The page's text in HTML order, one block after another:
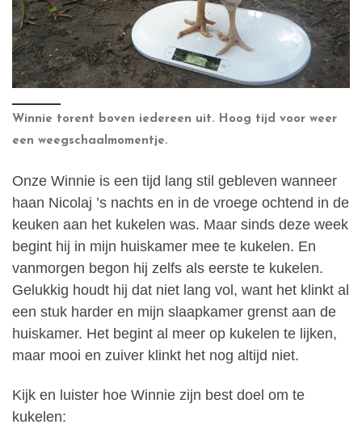
Winnie torent boven iedereen uit. Hoog tijd voor weer
een weegschaalmomentje.
Onze Winnie is een tijd lang stil gebleven wanneer
haan Nicolaj ’s nachts en in de vroege ochtend in de
keuken aan het kukelen was. Maar sinds deze week
begint hij in mijn huiskamer mee te kukelen. En
vanmorgen begon hij zelfs als eerste te kukelen.
Gelukkig houdt hij dat niet lang vol, want het klinkt al
een stuk harder en mijn slaapkamer grenst aan de
huiskamer. Het begint al meer op kukelen te lijken,
maar mooi en zuiver klinkt het nog altijd niet.
Kijk en luister hoe Winnie zijn best doel om te
kukelen: